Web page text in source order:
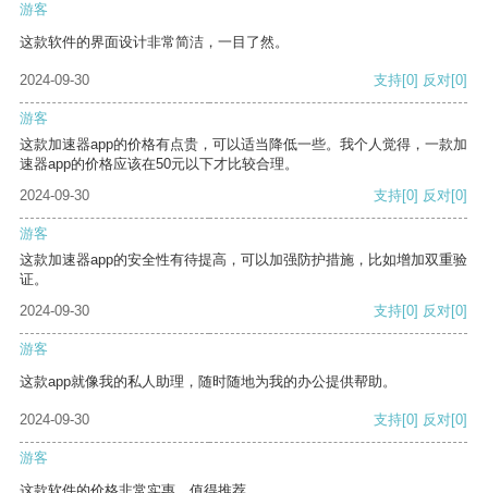
游客
这款软件的界面设计非常简洁，一目了然。
2024-09-30 支持[0] 反对[0]
游客
这款加速器app的价格有点贵，可以适当降低一些。我个人觉得，一款加
速器app的价格应该在50元以下才比较合理。
2024-09-30
支持[0] 反对[0]
游客
这款加速器app的安全性有待提高，可以加强防护措施，比如增加双重验
证。
2024-09-30
支持[0] 反对[0]
游客
这款app就像我的私人助理，随时随地为我的办公提供帮助。
2024-09-30 支持[0] 反对[0]
游客